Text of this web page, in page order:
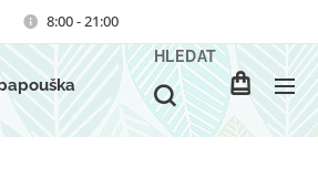
8:00 - 21:00
HLEDAT